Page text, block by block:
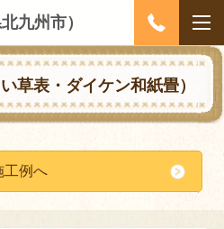
九州市）
い草表・ダイケン和紙畳）
工例へ